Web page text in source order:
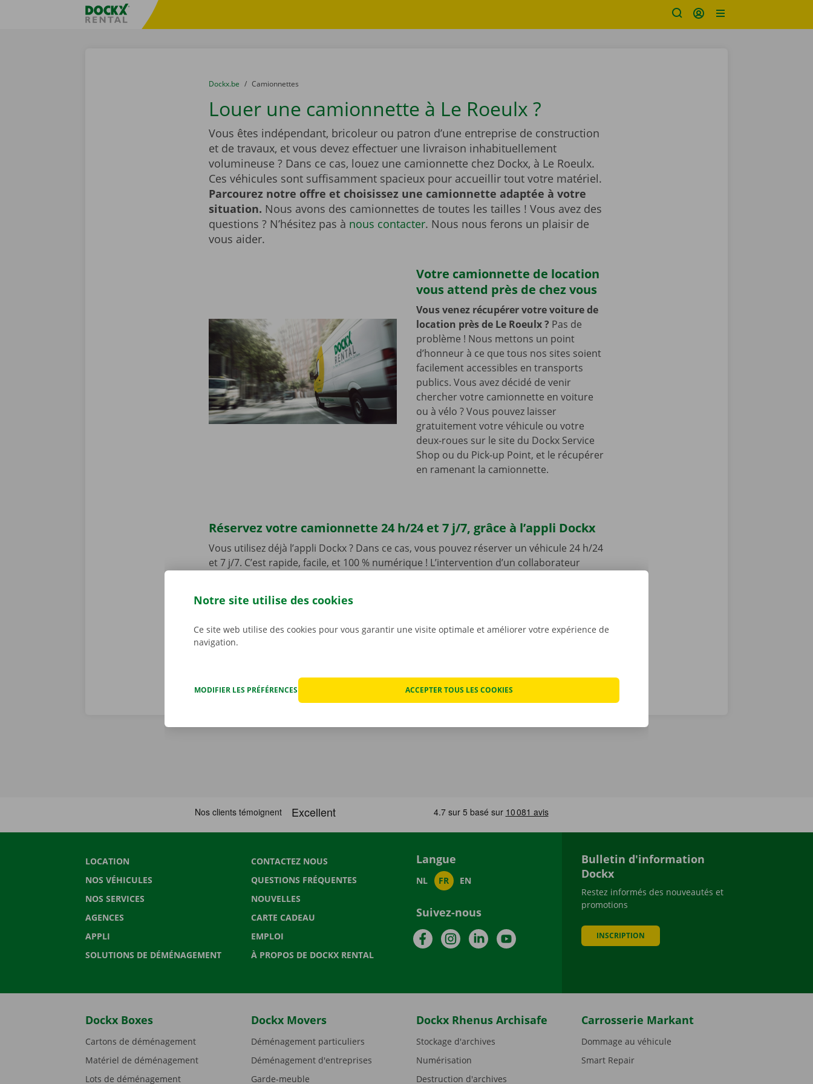
sitename
You are here:
du
Dockx.be to
Camionnettes
Louer une camionnette à Le Roeulx ?
Vous êtes indépendant, bricoleur ou patron d’une entreprise de construction
et de travaux, et vous devez effectuer une livraison inhabituellement
volumineuse ? Dans ce cas, louez une camionnette chez Dockx, à Le Roeulx.
Ces véhicules sont suffisamment spacieux pour accueillir tout votre matériel.
Parcourez notre offre et choisissez une camionnette adaptée à votre
situation. Nous avons des camionnettes de toutes les tailles ! Vous avez des
questions ? N’hésitez pas à nous contacter. Nous nous ferons un plaisir de
vous aider.
Votre camionnette de location
vous attend près de chez vous
Vous venez récupérer votre voiture de
location près de Le Roeulx? Pas de
problème ! Nous mettons un point
d’honneur à ce que tous nos sites soient
facilement accessibles en transports
publics. Vous avez décidé de venir
chercher votre camionnette en voiture
ou à vélo ? Vous pouvez laisser
gratuitement votre véhicule ou votre
deux-roues sur le site du Dockx Service
Shop ou du Pick-up Point, et le récupérer
en ramenant la camionnette.
Réservez votre camionnette 24 h/24 et 7 j/7, grâce à l’appli Dockx
Vous utilisez déjà l’appli Dockx ? Dans ce cas, vous pouvez réserver un véhicule 24 h/24
et 7 j/7. C’est rapide, facile, et 100 % numérique ! L’intervention d’un collaborateur
Téléchargez l’appli gratuite pour Android sur le
LOCATION
NOS VÉHICULES
NOS SERVICES
AGENCES
APPLI
SOLUTIONS DE DÉMÉNAGEMENT
CONTACTEZ NOUS
QUESTIONS FRÉQUENTES
NOUVELLES
CARTE CADEAU
EMPLOI
À PROPOS DE DOCKX RENTAL
Langue
NL FR EN
Suivez-nous
FacebookInstagramLinkedInYouTube
Bulletin d'information
Dockx
Restez informés des nouveautés et
promotions
INSCRIPTION
Dockx Boxes
Cartons de déménagement
Matériel de déménagement
Lots de déménagement
Dockx Movers
Déménagement particuliers
Déménagement d'entreprises
Garde-meuble
Dockx Rhenus Archisafe
Stockage d'archives
Numérisation
Destruction d'archives
Carrosserie Markant
Dommage au véhicule
Smart Repair
Notre site utilise des cookies
Ce site web utilise des cookies pour vous garantir une visite optimale et améliorer votre expérience de
navigation.
MODIFIER LES PRÉFÉRENCES ACCEPTER TOUS LES COOKIES